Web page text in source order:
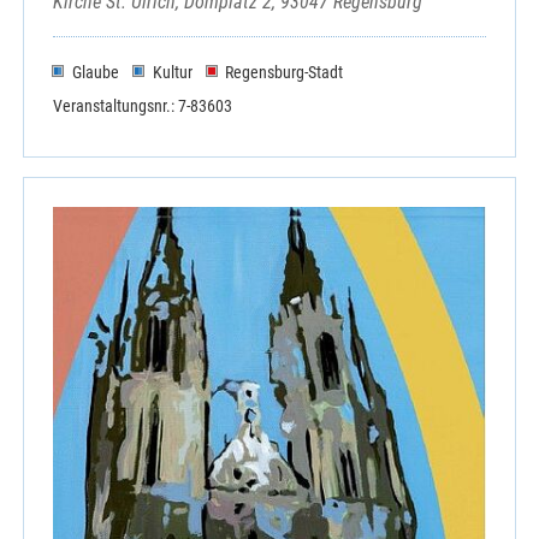
Unterauerbach
Weihern
Wernberg-Köblitz
Hospizdienst Nittenau
Hospizverein Schwandorf
Kath. Landvolkbewegung - Kreisverband
Kneippverein Fensterbachtal
Kneippverein Schwandorf
Schönstattfamilie Nittenau
Schwandorf - KAB-Kreisverband
Schwandorf - Kolpingsfamilie
Schwandorf - Kolpingwerk Bezirksverband
Glaube Kultur
Regensburg-Stadt
Veranstaltungsnr.: 7-83603